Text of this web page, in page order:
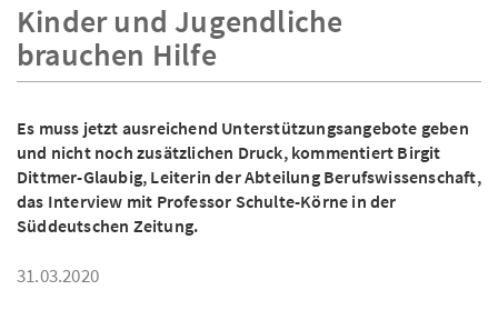
Kinder und Jugendliche
brauchen Hilfe
Es muss jetzt ausreichend Unterstützungsangebote geben
und nicht noch zusätzlichen Druck, kommentiert Birgit
Dittmer-Glaubig, Leiterin der Abteilung Berufswissenschaft,
das Interview mit Professor Schulte-Körne in der
Süddeutschen Zeitung.
31.03.2020